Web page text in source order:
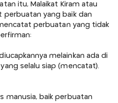
itu, Malaikat Kiram atau
perbuatan yang baik dan
perbuatan yang tidak
melainkan ada di
selalu siap (mencatat).
manusia, baik perbuatan